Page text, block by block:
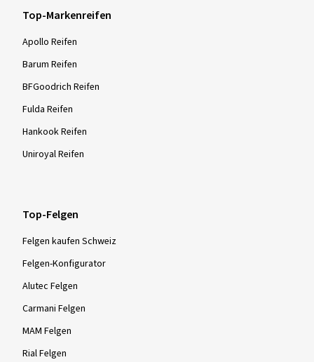
Top-Markenreifen
Apollo Reifen
Barum Reifen
BFGoodrich Reifen
Fulda Reifen
Hankook Reifen
Uniroyal Reifen
Top-Felgen
Felgen kaufen Schweiz
Felgen-Konfigurator
Alutec Felgen
Carmani Felgen
MAM Felgen
Rial Felgen